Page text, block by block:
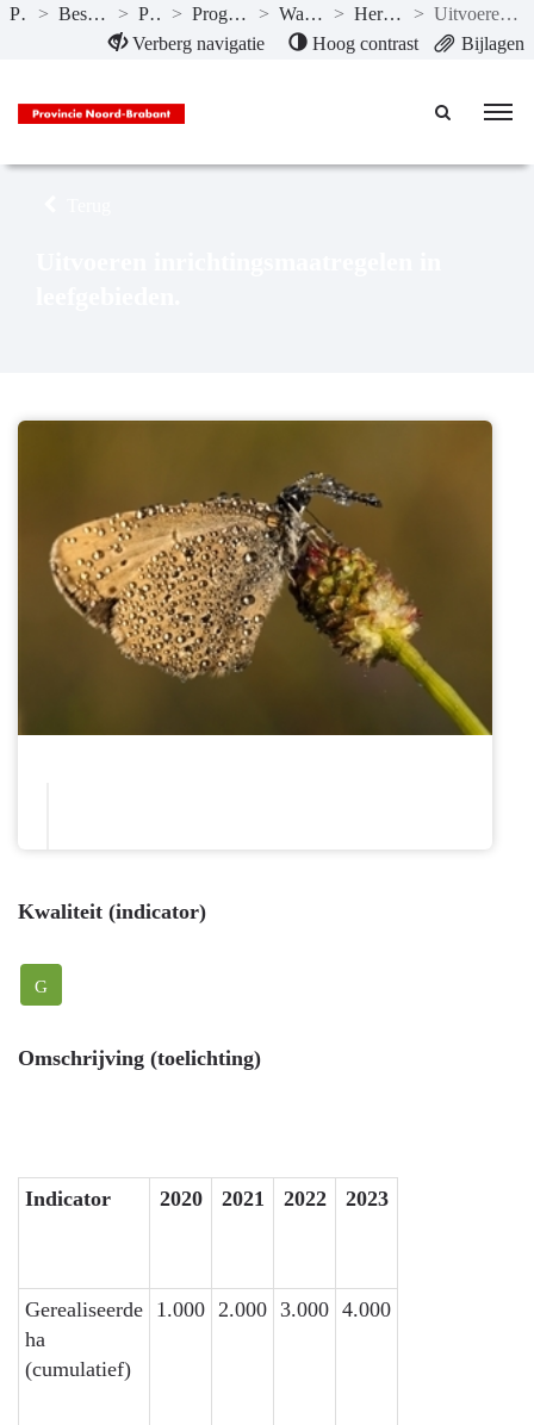
Naar hoofdinhoud
Publicaties > Bestuursrapportage II-2020 > Programma’s > Programma 4 Natuur en milieu > Wat willen we bereiken? > Herstel van de biodiversiteit >
Uitvoeren inrichtingsmaatregelen in leefgebieden.
Verberg navigatie
Hoog contrast Bijlagen
Kwaliteit (indicator)
G
Omschrijving (toelichting)
Indicator 2020 2021 2022 2023
Gerealiseerde
ha
(cumulatief)
1.000 2.000 3.000 4.000